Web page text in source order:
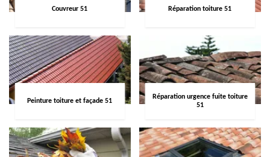
Couvreur 51 Réparation toiture 51
Peinture toiture et façade 51
Réparation urgence fuite toiture
51